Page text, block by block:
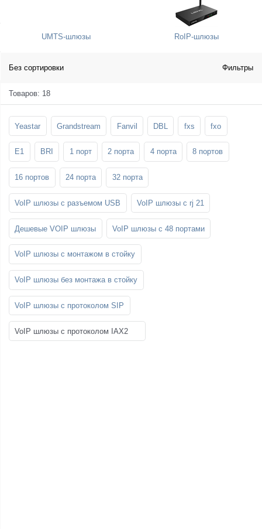
UMTS-шлюзы RoIP-шлюзы
Без сортировки Фильтры
Товаров: 18
Yeastar Grandstream Fanvil DBL fxs fxo
E1 BRI 1 порт 2 порта 4 порта 8 портов
16 портов 24 порта 32 порта
VoIP шлюзы с разъемом USB VoIP шлюзы с rj 21
Дешевые VOIP шлюзы VoIP шлюзы с 48 портами
VoIP шлюзы с монтажом в стойку
VoIP шлюзы без монтажа в стойку
VoIP шлюзы с протоколом SIP
VoIP шлюзы с протоколом IAX2
3G/4G LTE и ADSL модемы
Мобильные телефоны